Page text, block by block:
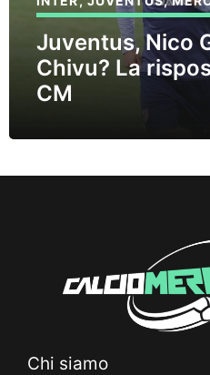
Juventus, Nico
Chivu? La
CM
Chi siamo